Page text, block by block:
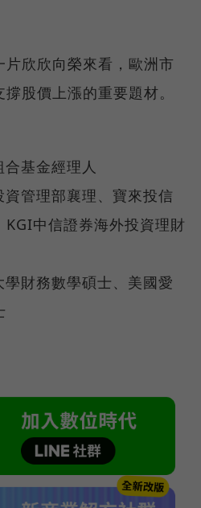
欣欣向榮來看，歐洲市
股價上漲的重要題材。
基金經理人
管理部襄理、寶來投信
中信證券海外投資理財
財務數學碩士、美國愛